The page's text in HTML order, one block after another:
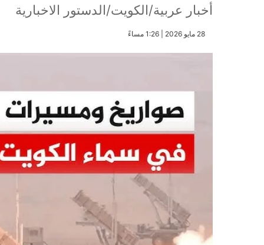
أخبار عربية/الكويت/الدستور الاخبارية
​28 مايو 2026 | 1:26 مساءً